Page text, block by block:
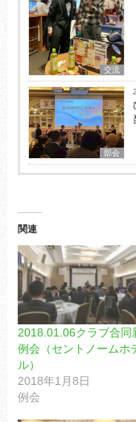
交流
部会
関連
2018.01.06クラブ合同
例会（セントノームホ
ル）
2018年1月8日
例会